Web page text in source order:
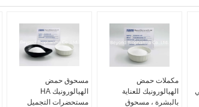
مسحوق حمض
الهيالورونيك HA
مستحضرات التجميل
مكملات حمض
الهيالورونيك للعناية
بالبشرة ، مسحوق